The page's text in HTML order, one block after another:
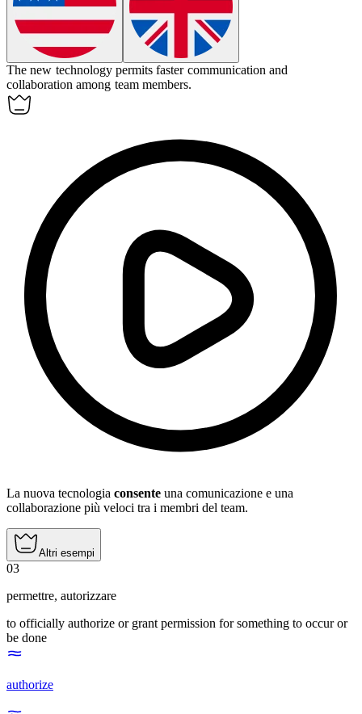
The new technology permits faster communication and
collaboration among team members.
La nuova tecnologia consente una comunicazione e una
collaborazione più veloci tra i membri del team.
Altri esempi
03
permettre, autorizzare
to officially authorize or grant permission for something to occur or
be done
authorize